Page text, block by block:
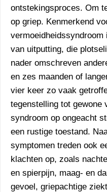
ontstekingsproces. Om
op griep. Kenmerkend
vermoeidheidssyndroom
van uitputting, die
nader omschreven
en zes maanden of
vier keer zo vaak
tegenstelling tot gewone
syndroom op ongeacht
een rustige toestand.
symptomen treden ook
klachten op, zoals
en spierpijn, maag- en
gevoel, griepachtige